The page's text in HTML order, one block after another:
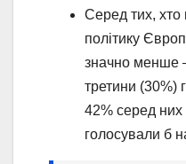
Серед тих, хто
політику
значно менше
третини (30%)
42% серед
голосували б